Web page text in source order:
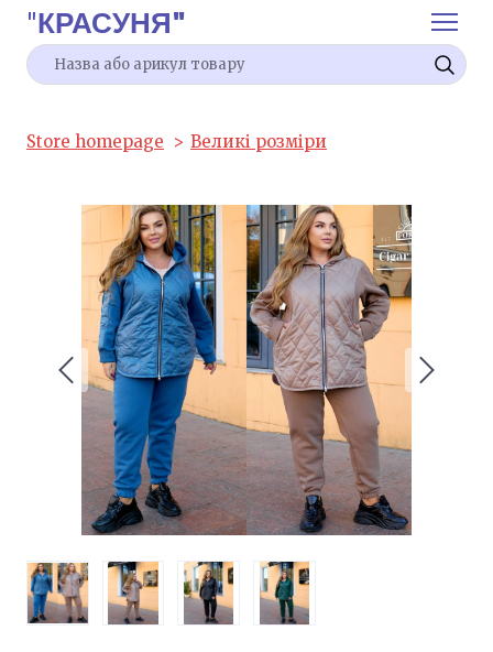
"КРАСУНЯ"
Store homepage Великі розміри